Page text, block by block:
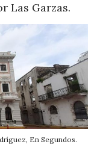
Las Garzas.
En Segundos.